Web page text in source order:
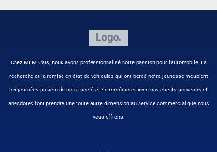
Chez MBM Cars, nous avons professionnalisé notre passion pour l’automobile. La
recherche et la remise en état de véhicules qui ont bercé notre jeunesse meublent
les journées au sein de notre société. Se remémorer avec nos clients souvenirs et
anecdotes font prendre une toute autre dimension au service commercial que nous
vous offrons.